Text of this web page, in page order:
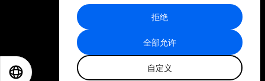
全部允许
自定义
拒绝
站点地图
世界经济论坛